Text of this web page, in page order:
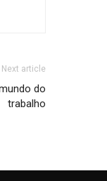
Next article
do
trabalho